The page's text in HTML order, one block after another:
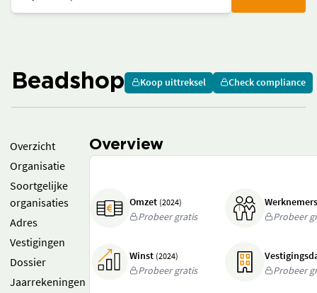
Beadshop Koop uittreksel Check compliance
Overzicht
Organisatie
Soortgelijke
organisaties
Adres
Vestigingen
Dossier
Jaarrekeningen
Overview
Omzet (2024)
Probeer gratis
Probeer
Winst (2024)
Probeer gratis
Probeer